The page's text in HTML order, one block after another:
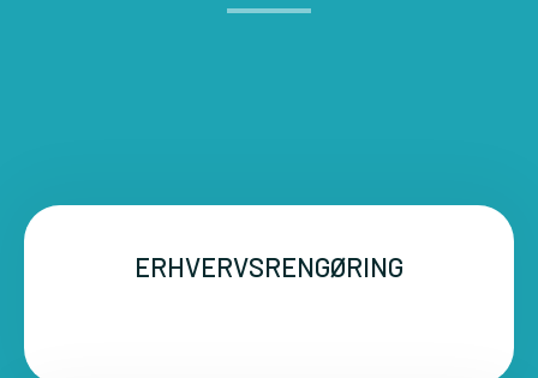
ERHVERVSRENGØRING